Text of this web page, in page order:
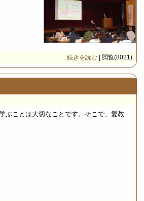
続きを読む | 閲覧(8021)
ぶことは大切なことです。そこで、愛教